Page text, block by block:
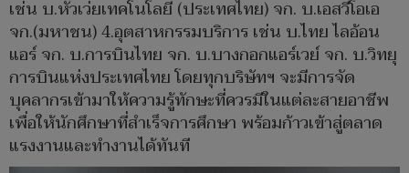
เช่น บ.หัวเว่ยเทคโนโลยี (ประเทศไทย) จก. บ.เอสวีโอเอ
จก.(มหาชน) 4.อุตสาหกรรมบริการ เช่น บ.ไทย ไลอ้อน
แอร์ จก. บ.การบินไทย จก. บ.บางกอกแอร์เวย์ จก. บ.วิทยุ
การบินแห่งประเทศไทย โดยทุกบริษัทฯ จะมีการจัด
บุคลากรเข้ามาให้ความรู้ทักษะที่ควรมีในแต่ละสายอาชีพ
เพื่อให้นักศึกษาที่สำเร็จการศึกษา พร้อมก้าวเข้าสู่ตลาด
แรงงานและทำงานได้ทันที